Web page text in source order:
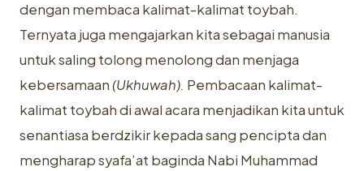
dengan membaca kalimat-kalimat toybah.
Ternyata juga mengajarkan kita sebagai manusia
untuk saling tolong menolong dan menjaga
kebersamaan(Ukhuwah). Pembacaan kalimat-
kalimat toybah di awal acara menjadikan kita untuk
senantiasa berdzikir kepada sang pencipta dan
mengharap syafa’at baginda Nabi Muhammad